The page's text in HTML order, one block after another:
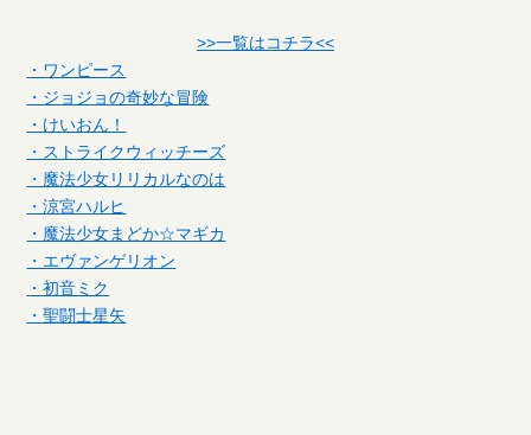
>>一覧はコチラ<<
・ワンピース
・ジョジョの奇妙な冒険
・けいおん！
・ストライクウィッチーズ
・魔法少女リリカルなのは
・涼宮ハルヒ
・魔法少女まどか☆マギカ
・エヴァンゲリオン
・初音ミク
・聖闘士星矢